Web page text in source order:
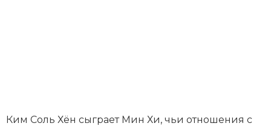
Ким Соль Хён сыграет Мин Хи, чьи отношения с